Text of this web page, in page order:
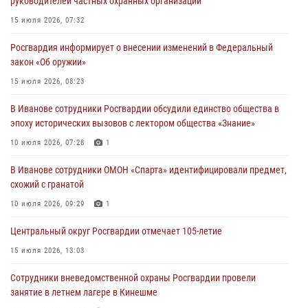
Воздушно-десантных войск
02 августа 2026, 11:46
Мероприятия в рамках акции «Каникулы с Росгвардией»
продолжаются в Ивановской области
31 июля 2026, 11:08
В Ивановской области при содействии Росгвардии задержаны
подозреваемые в серии автомобильных краж
30 июля 2026, 12:41 2
Росгвардейцы Иванова приняли участие в богослужении в честь
празднования Дня Крещения Руси
28 июля 2026, 08:57 4
15 июля 2026, 07:32
Росгвардия информирует о внесении изменений в Федеральный
закон «Об оружии»
15 июля 2026, 08:23
В Иванове сотрудники Росгвардии обсудили единство общества в
эпоху исторических вызовов с лектором общества «Знание»
10 июля 2026, 07:28 1
В Иванове сотрудники ОМОН «Спарта» идентифицировали предмет,
схожий с гранатой
10 июля 2026, 09:29 1
Центральный округ Росгвардии отмечает 105-летие
15 июля 2026, 13:03
Сотрудники вневедомственной охраны Росгвардии провели
занятие в летнем лагере в Кинешме